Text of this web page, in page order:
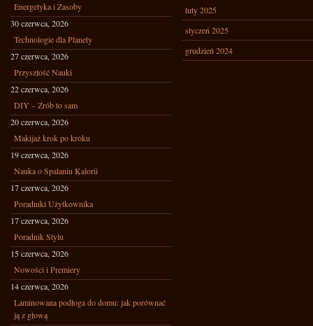
Energetyka i Zasoby
30 czerwca, 2026
Technologie dla Planety
27 czerwca, 2026
Przyszłość Nauki
22 czerwca, 2026
DIY – Zrób to sam
20 czerwca, 2026
Makijaż krok po kroku
19 czerwca, 2026
Nauka o Spalaniu Kalorii
17 czerwca, 2026
Poradniki Użytkownika
17 czerwca, 2026
Poradnik Stylu
15 czerwca, 2026
Nowości i Premiery
14 czerwca, 2026
Laminowana podłoga do domu: jak porównać
ją z głową
luty 2025
styczeń 2025
grudzień 2024